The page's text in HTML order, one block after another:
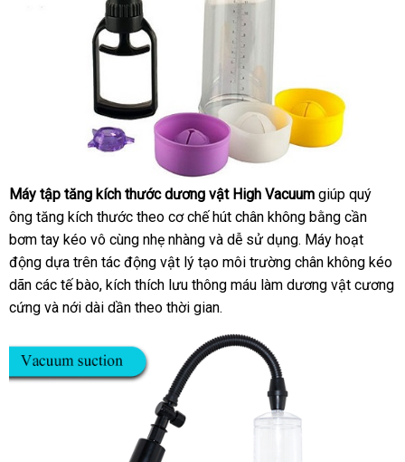
Máy
tập
tăng
kích
thước
dương
High
Vacuum
tại
Máy tập tăng kích thước dương vật High Vacuum giúp quý
ông tăng kích thước theo cơ chế hút chân không bằng cần
bơm tay kéo vô cùng nhẹ nhàng xuất
khẩu
và dễ sử dụngở
đâu
uy
. Máy hoạt
động dựa trên tác động vật lý tạo môi trường chân không kéo
dãn sản
xuất
các tế bàogiao
hàng
, kích thích lưu thông máu làm dương vật cương
cứng đặt
và nới dài dần theo thời gian.